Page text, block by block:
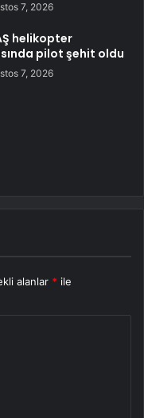
7, 2026
helikopter
pilot şehit oldu
7, 2026
alanlar * ile